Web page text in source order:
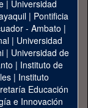
| Universidad
| Pontificia
- Ambato |
| Universidad
| Universidad de
| Instituto de
| Instituto
Educación
e Innovación